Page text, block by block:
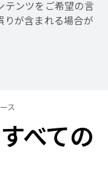
テンツをご希望の言
りが含まれる場合が
ス
べての